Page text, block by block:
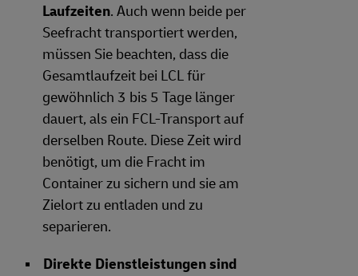
Laufzeiten. Auch wenn beide per
Seefracht transportiert werden,
müssen Sie beachten, dass die
Gesamtlaufzeit bei LCL für
gewöhnlich 3 bis 5 Tage länger
dauert, als ein FCL-Transport auf
derselben Route. Diese Zeit wird
benötigt, um die Fracht im
Container zu sichern und sie am
Zielort zu entladen und zu
separieren.
Direkte Dienstleistungen sind